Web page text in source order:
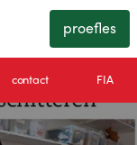
proefles
contact FIA